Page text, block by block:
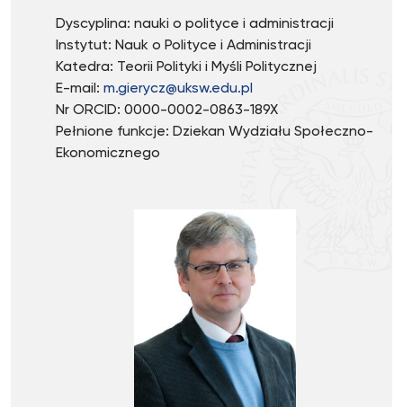
Dyscyplina: nauki o polityce i administracji
Instytut: Nauk o Polityce i Administracji
Katedra: Teorii Polityki i Myśli Politycznej
E-mail: m.gierycz@uksw.edu.pl
Nr ORCID: 0000-0002-0863-189X
Pełnione funkcje: Dziekan Wydziału Społeczno-
Ekonomicznego